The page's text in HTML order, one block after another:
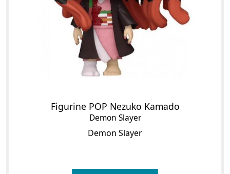
Figurine POP Nezuko Kamado
Demon Slayer
Demon Slayer